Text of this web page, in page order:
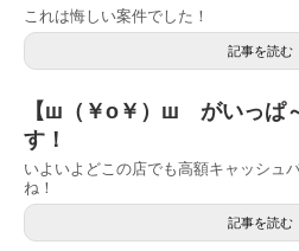
これは悔しい案件でした！
記事を読む
【ш（￥о￥）ш がいっぱ
す！
いよいよどこの店でも高額キャッシュ
ね！
記事を読む